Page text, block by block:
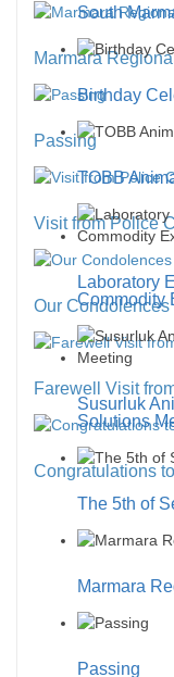
Marmara
Passing
Visit from Police
Our Condolences
Farewell Visit
Congratulations
South
Birthday
TOBB
Laboratory
Commodity
Susurluk
Solutions
The 5th of
Marmara
Passing